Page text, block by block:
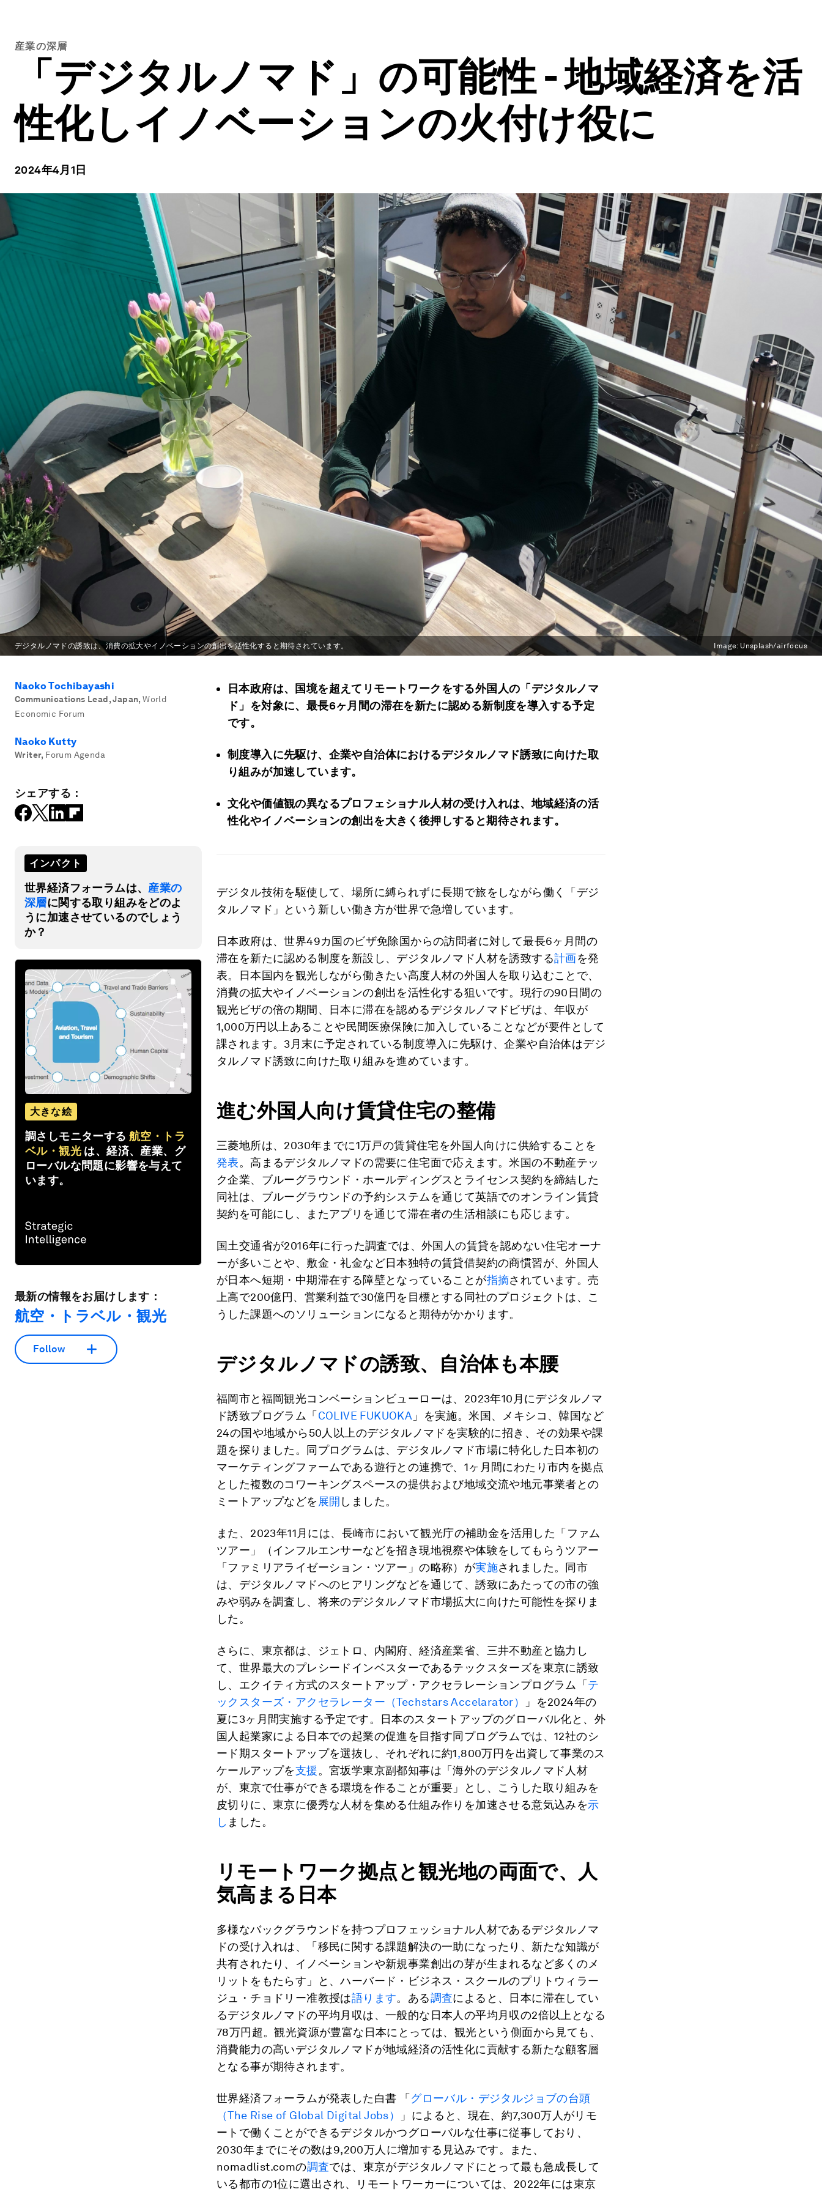
産業の深層
「デジタルノマド」の可能性 - 地域経済を活
性化しイノベーションの火付け役に
2024年4月1日
デジタルノマドの誘致は、消費の拡大やイノベーションの創出を活性化すると期待されています。 Image: Unsplash/airfocus
Naoko Tochibayashi
Communications Lead, Japan, World
Economic Forum
Naoko Kutty
Writer, Forum Agenda
シェアする：
インパクト
世界経済フォーラムは、 産業の
深層に関する取り組みをどのよ
うに加速させているのでしょう
か？
大きな絵
調さしモニターする 航空・トラ
ベル・観光 は、経済、産業、グ
ローバルな問題に影響を与えて
います。
最新の情報をお届けします：
航空・トラベル・観光
Follow
日本政府は、国境を超えてリモートワークをする外国人の「デジタルノマ
ド」を対象に、最長6ヶ月間の滞在を新たに認める新制度を導入する予定
です。
制度導入に先駆け、企業や自治体におけるデジタルノマド誘致に向けた取
り組みが加速しています。
文化や価値観の異なるプロフェショナル人材の受け入れは、地域経済の活
性化やイノベーションの創出を大きく後押しすると期待されます。
デジタル技術を駆使して、場所に縛られずに長期で旅をしながら働く「デジ
タルノマド」という新しい働き方が世界で急増しています。
日本政府は、世界49カ国のビザ免除国からの訪問者に対して最長6ヶ月間の
滞在を新たに認める制度を新設し、デジタルノマド人材を誘致する計画を発
表。日本国内を観光しながら働きたい高度人材の外国人を取り込むことで、
消費の拡大やイノベーションの創出を活性化する狙いです。現行の90日間の
観光ビザの倍の期間、日本に滞在を認めるデジタルノマドビザは、年収が
1,000万円以上あることや民間医療保険に加入していることなどが要件として
課されます。3月末に予定されている制度導入に先駆け、企業や自治体はデジ
タルノマド誘致に向けた取り組みを進めています。
進む外国人向け賃貸住宅の整備
三菱地所は、2030年までに1万戸の賃貸住宅を外国人向けに供給することを
発表。高まるデジタルノマドの需要に住宅面で応えます。米国の不動産テッ
ク企業、ブルーグラウンド・ホールディングスとライセンス契約を締結した
同社は、ブルーグラウンドの予約システムを通じて英語でのオンライン賃貸
契約を可能にし、またアプリを通じて滞在者の生活相談にも応じます。
国土交通省が2016年に行った調査では、外国人の賃貸を認めない住宅オーナ
ーが多いことや、敷金・礼金など日本独特の賃貸借契約の商慣習が、外国人
が日本へ短期・中期滞在する障壁となっていることが指摘されています。売
上高で200億円、営業利益で30億円を目標とする同社のプロジェクトは、こ
うした課題へのソリューションになると期待がかかります。
デジタルノマドの誘致、自治体も本腰
福岡市と福岡観光コンベーションビューローは、2023年10月にデジタルノマ
ド誘致プログラム「 COLIVE FUKUOKA 」を実施。米国、メキシコ、韓国など
24の国や地域から50人以上のデジタルノマドを実験的に招き、その効果や課
題を探りました。同プログラムは、デジタルノマド市場に特化した日本初の
マーケティングファームである遊行との連携で、1ヶ月間にわたり市内を拠点
とした複数のコワーキングスペースの提供および地域交流や地元事業者との
ミートアップなどを 展開 しました。
また、2023年11月には、長崎市において観光庁の補助金を活用した「ファム
ツアー」（インフルエンサーなどを招き現地視察や体験をしてもらうツアー
「ファミリアライゼーション・ツアー」の略称）が実施されました。同市
は、デジタルノマドへのヒアリングなどを通じて、誘致にあたっての市の強
みや弱みを調査し、将来のデジタルノマド市場拡大に向けた可能性を探りま
した。
さらに、東京都は、ジェトロ、内閣府、経済産業省、三井不動産と協力し
て、世界最大のプレシードインベスターであるテックスターズを東京に誘致
し、エクイティ方式のスタートアップ・アクセラレーションプログラム「 テ
ックスターズ・アクセラレーター（Techstars Accelarator）
」を2024年の
夏に3ヶ月間実施する予定です。日本のスタートアップのグローバル化と、外
国人起業家による日本での起業の促進を目指す同プログラムでは、12社のシ
ード期スタートアップを選抜し、それぞれに約1,800万円を出資して事業のス
ケールアップを支援。宮坂学東京副都知事は「海外のデジタルノマド人材
が、東京で仕事ができる環境を作ることが重要」とし、こうした取り組みを
皮切りに、東京に優秀な人材を集める仕組み作りを加速させる意気込みを示
し ました。
リモートワーク拠点と観光地の両面で、人
気高まる日本
多様なバックグラウンドを持つプロフェッショナル人材であるデジタルノマ
ドの受け入れは、「移民に関する課題解決の一助になったり、新たな知識が
共有されたり、イノベーションや新規事業創出の芽が生まれるなど多くのメ
リットをもたらす」と、ハーバード・ビジネス・スクールのプリトウィラー
ジュ・チョドリー准教授は語ります。ある調査によると、日本に滞在してい
るデジタルノマドの平均月収は、一般的な日本人の平均月収の2倍以上となる
78万円超。観光資源が豊富な日本にとっては、観光という側面から見ても、
消費能力の高いデジタルノマドが地域経済の活性化に貢献する新たな顧客層
となる事が期待されます。
世界経済フォーラムが発表した白書 「 グローバル・デジタルジョブの台頭
（The Rise of Global Digital Jobs）
」によると、現在、約7,300万人がリモ
ートで働くことができるデジタルかつグローバルな仕事に従事しており、
2030年までにその数は9,200万人に増加する見込みです。また、
nomadlist.comの調査では、東京がデジタルノマドにとって最も急成長して
いる都市の1位に選出され、リモートワーカーについては、2022年には東京